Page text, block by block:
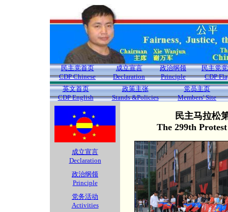
民主党首页
CDP Chinese
成立宣言
Declaration
政治纲领
Principle
民主党
CDP
英文首页
CDP English
政策主张
Stands &Policies
党员主页
Members' Site
成立宣言
Declaration
政治纲领
Principle
党务活动
Activities
民主马拉松
The 299th